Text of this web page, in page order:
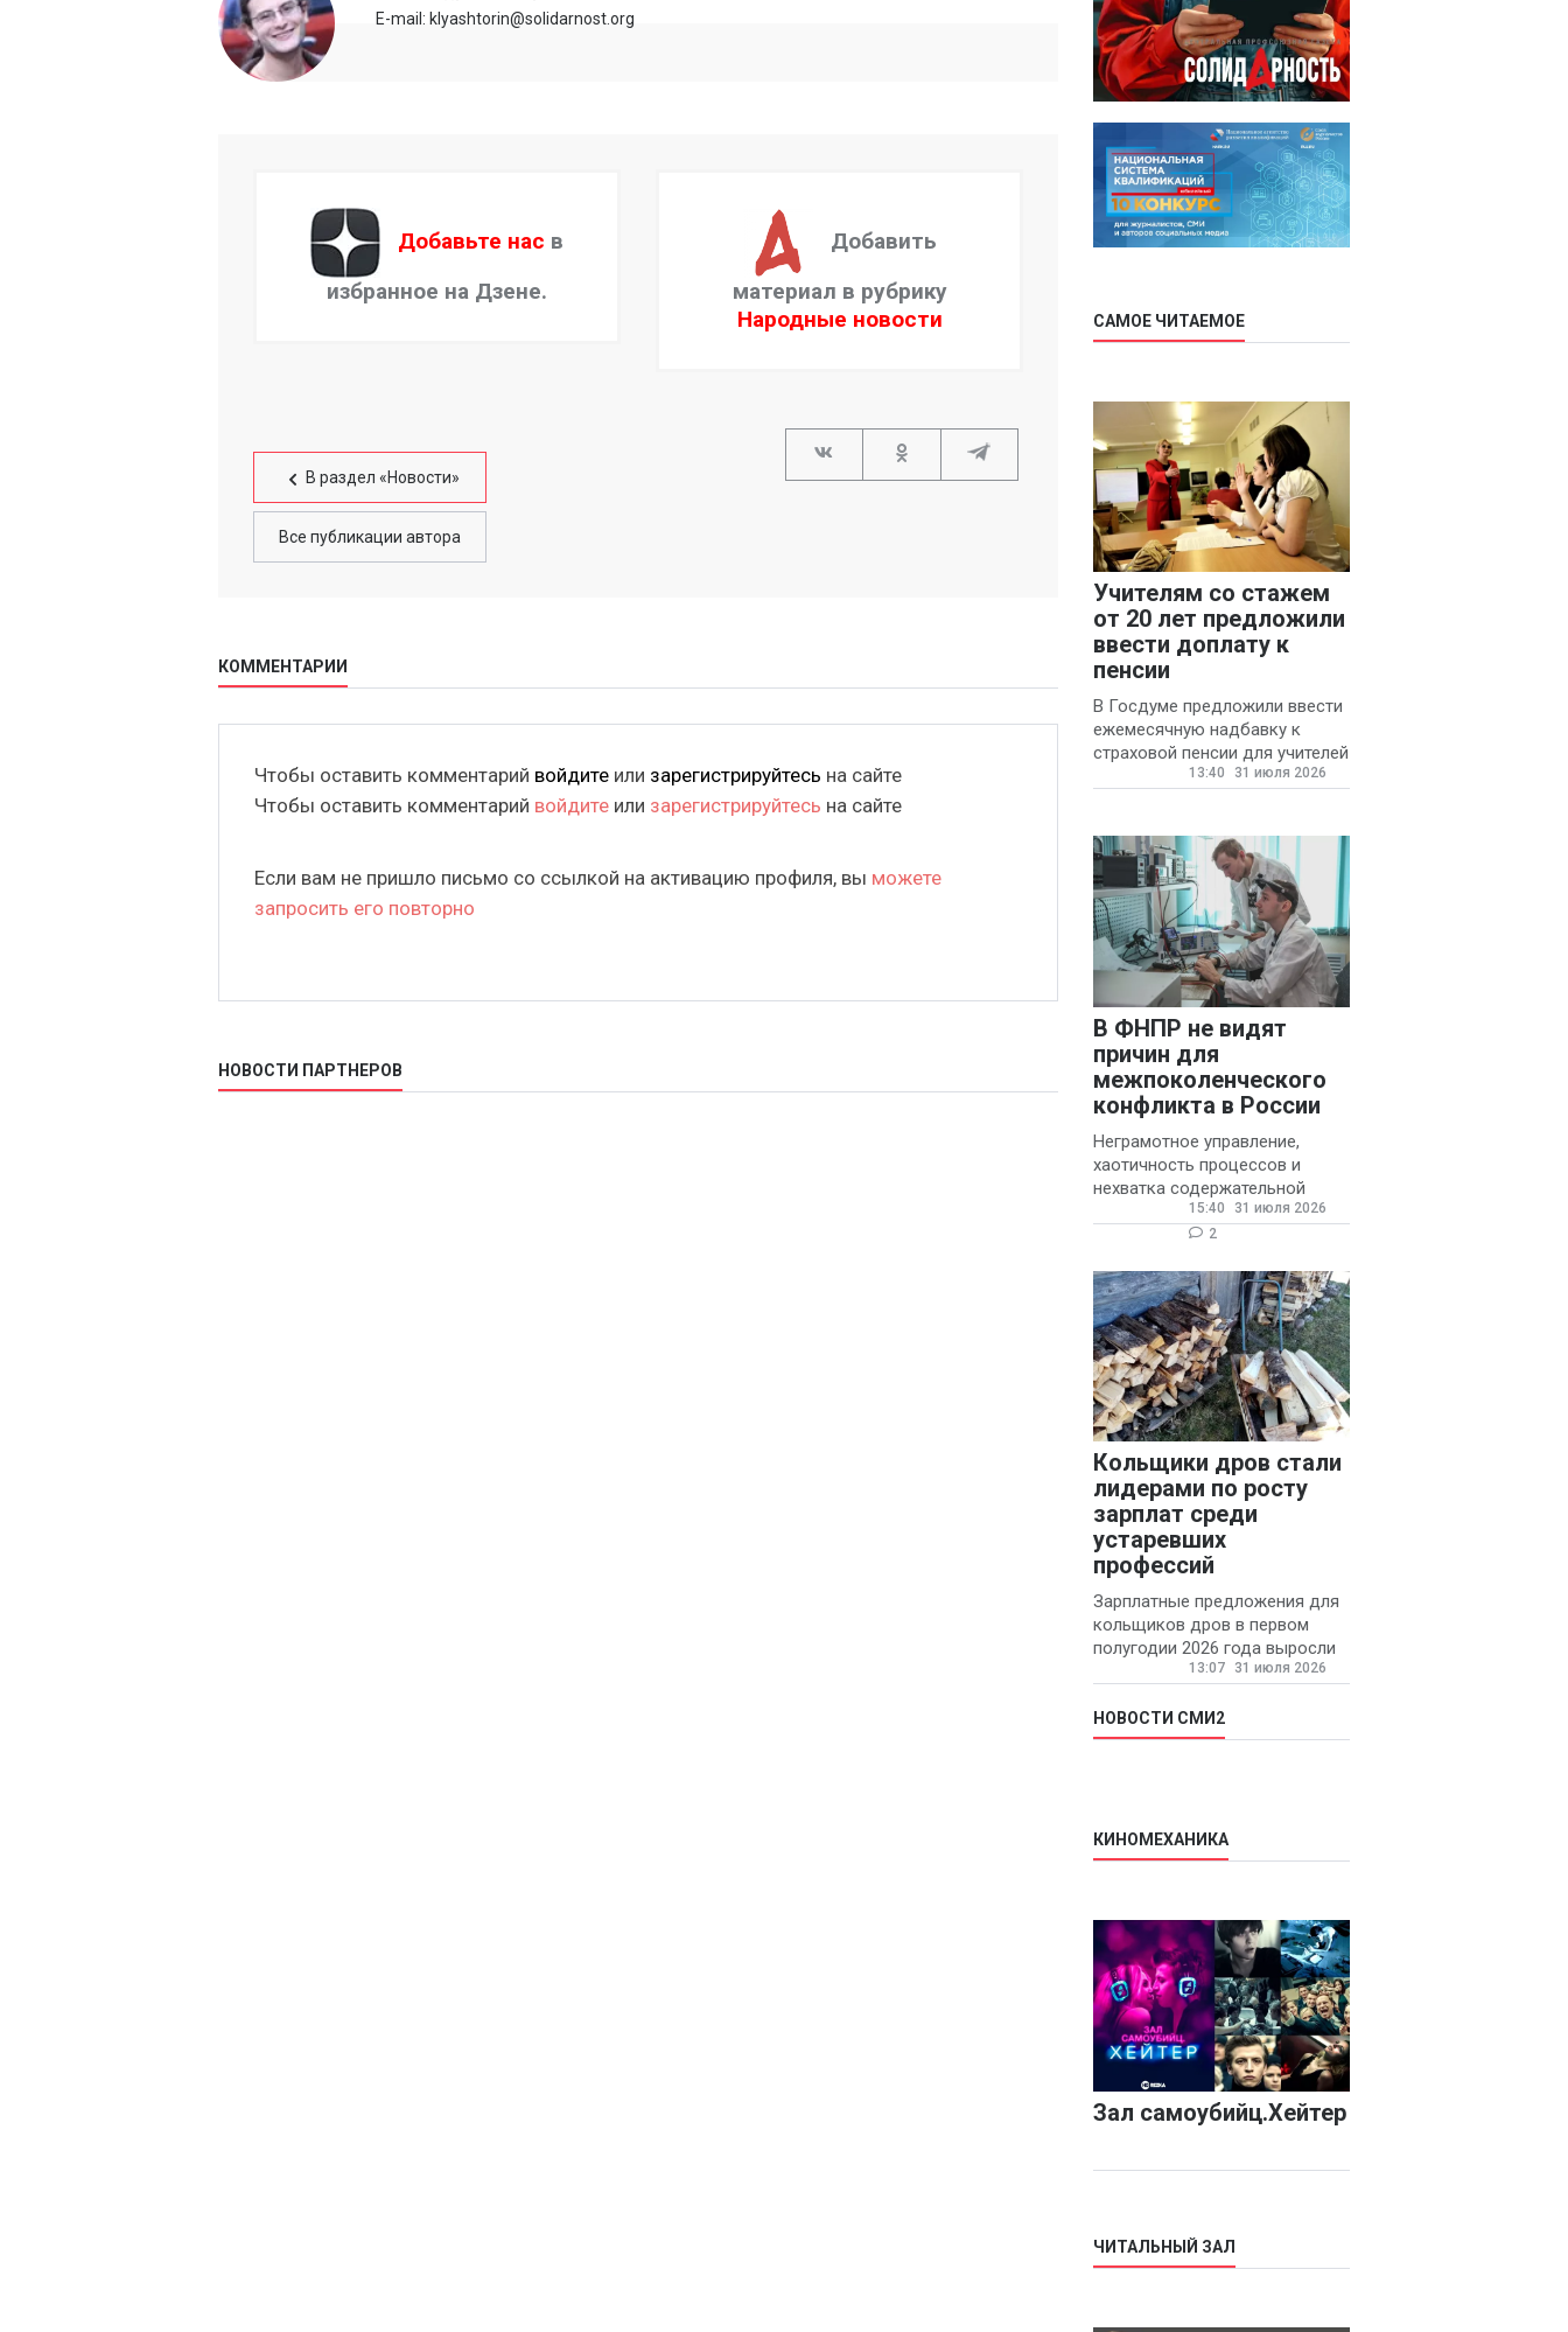
E-mail: klyashtorin@solidarnost.org
Добавьте нас в
избранное на Дзене.
Добавить
материал в рубрику
Народные новости
В раздел «Новости»
Все публикации автора
КОММЕНТАРИИ
Чтобы оставить комментарий войдите или зарегистрируйтесь на сайте
Чтобы оставить комментарий войдите или зарегистрируйтесь на сайте
Если вам не пришло письмо со ссылкой на активацию профиля, вы можете
запросить его повторно
НОВОСТИ ПАРТНЕРОВ
САМОЕ ЧИТАЕМОЕ
Учителям со стажем
от 20 лет предложили
ввести доплату к
пенсии
В Госдуме предложили ввести
ежемесячную надбавку к
страховой пенсии для учителей
государственных и
13:40 31 июля 2026
В ФНПР не видят
причин для
межпоколенческого
конфликта в России
Неграмотное управление,
хаотичность процессов и
нехватка содержательной
обратной связи от
руководителя являются
конфликтов и раздражения в
15:40
31 июля 2026
2
Кольщики дров стали
лидерами по росту
зарплат среди
устаревших
профессий
Зарплатные предложения для
кольщиков дров в первом
полугодии 2026 года выросли
на 58% - 62 тысяч рублей в
«Прайм».
13:07 31 июля 2026
НОВОСТИ СМИ2
КИНОМЕХАНИКА
Зал самоубийц.Хейтер
ЧИТАЛЬНЫЙ ЗАЛ